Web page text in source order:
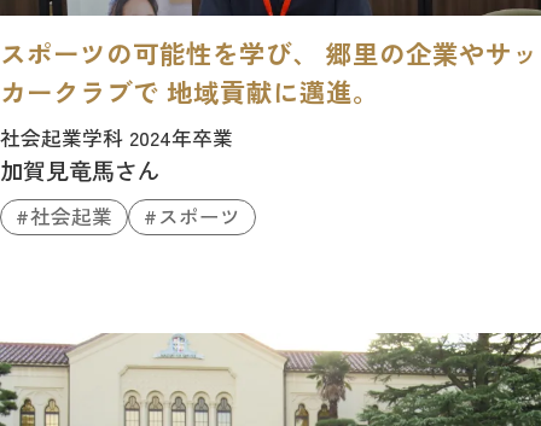
スポーツの可能性を学び、 郷里の企業やサッ
カークラブで 地域貢献に邁進。
社会起業学科 2024年卒業
加賀見竜馬さん
社会起業 スポーツ